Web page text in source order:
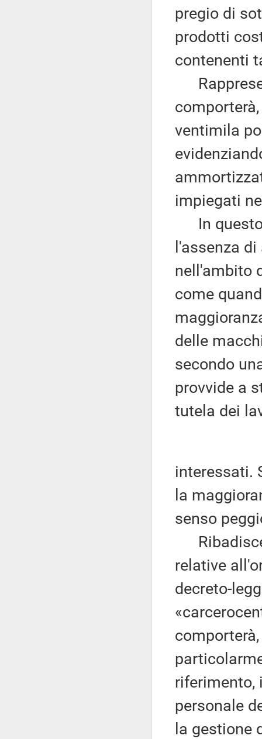
pregio di
prodotti
contenenti
ventimila
impiegati
In questo
l'assenza
nell'ambito
come
delle
secondo
provvide a
tutela dei
interessati.
la
senso
relative
decreto-
riferimento,
personale
la gestione